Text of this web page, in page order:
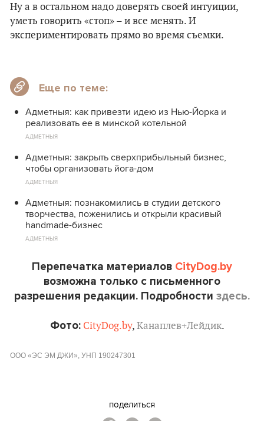
Ну а в остальном надо доверять своей интуиции,
уметь говорить «стоп» – и все менять. И
экспериментировать прямо во время съемки.
Еще по теме:
Адметныя: как привезти идею из Нью-Йорка и
реализовать ее в минской котельной
АДМЕТНЫЯ
Адметныя: закрыть сверхприбыльный бизнес,
чтобы организовать йога-дом
АДМЕТНЫЯ
Адметныя: познакомились в студии детского
творчества, поженились и открыли красивый
handmade-бизнес
АДМЕТНЫЯ
Перепечатка материалов CityDog.by
возможна только с письменного
разрешения редакции. Подробности здесь.
Фото: CityDog.by, Канаплев+Лейдик.
ООО «ЭС ЭМ ДЖИ», УНП 190247301
поделиться